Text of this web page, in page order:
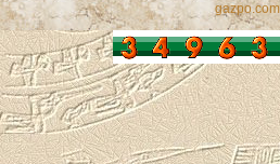
gazpo.com